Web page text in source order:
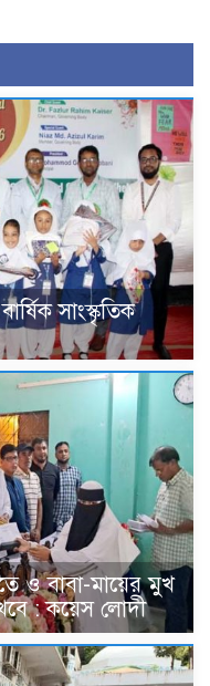
সাংস্কৃতিক
ও বাবা-মায়ের মুখ
: কয়েস লোদী